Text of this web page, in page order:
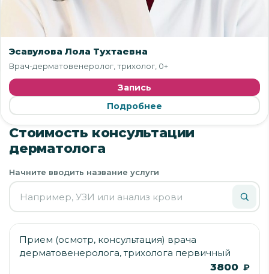
Эсавулова Лола Тухтаевна
Врач-дерматовенеролог, трихолог, 0+
Запись
Подробнее
Стоимость консультации
дерматолога
Начните вводить название услуги
Прием (осмотр, консультация) врача
дерматовенеролога, трихолога первичный
3800 ₽